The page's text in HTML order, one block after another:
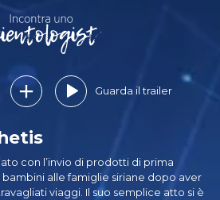
Guarda il trailer
con l’invio di prodotti di prima
alle famiglie siriane dopo aver
viaggi. Il suo semplice atto si è